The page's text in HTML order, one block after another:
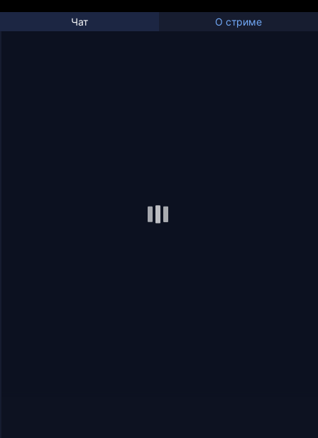
Чат О стриме